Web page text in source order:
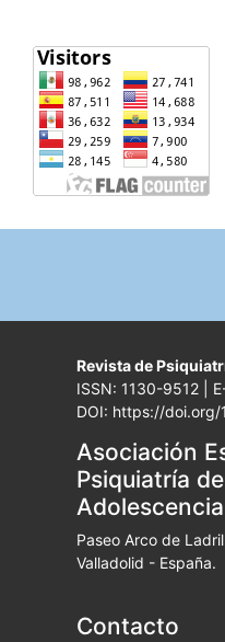
Revista de
ISSN: 1130-9512 |
DOI: https://
Asociación
Psiquiatría
Adolescencia
Paseo Arco de
Valladolid - España.
Contacto